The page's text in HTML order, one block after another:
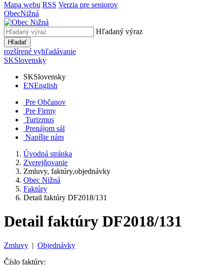
Mapa webu RSS Verzia pre seniorov
ObecNižná
Hľadaný výraz
Hľadať
rozšírené vyhľadávanie
SKSlovensky
SKSlovensky
ENEnglish
Pre Občanov
Pre Firmy
Turizmus
Prenájom sál
Napíšte nám
Úvodná stránka
Zverejňovanie
Zmluvy, faktúry,objednávky
Obec Nižná
Faktúry
Detail faktúry DF2018/131
Detail faktúry DF2018/131
Zmluvy | Objednávky
Číslo faktúry: